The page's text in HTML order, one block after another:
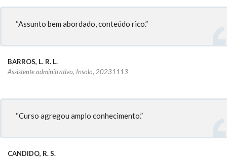
“Assunto bem abordado, conteúdo rico.”
BARROS, L. R. L.
Assistente adminitrativo, Insolo, 20231113
“Curso agregou amplo conhecimento.”
CANDIDO, R. S.